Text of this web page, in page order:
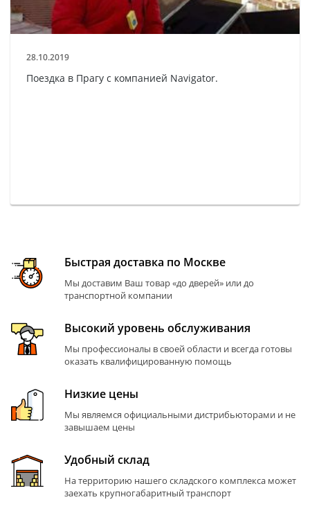
28.10.2019
Поездка в Прагу с компанией Navigator.
Быстрая доставка по Москве
Мы доставим Ваш товар «до дверей» или до
транспортной компании
Высокий уровень обслуживания
Мы профессионалы в своей области и всегда готовы
оказать квалифицированную помощь
Низкие цены
Мы являемся официальными дистрибьюторами и не
завышаем цены
Удобный склад
На территорию нашего складского комплекса может
заехать крупногабаритный транспорт